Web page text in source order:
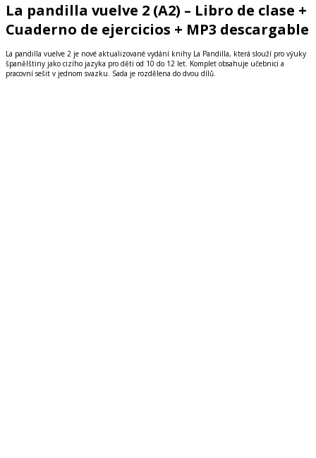
La pandilla vuelve 2 (A2) – Libro de clase +
Cuaderno de ejercicios + MP3 descargable
La pandilla vuelve 2 je nové aktualizované vydání knihy La Pandilla, která slouží pro výuky
španělštiny jako cizího jazyka pro děti od 10 do 12 let. Komplet obsahuje učebnici a
pracovní sešit v jednom svazku. Sada je rozdělena do dvou dílů.